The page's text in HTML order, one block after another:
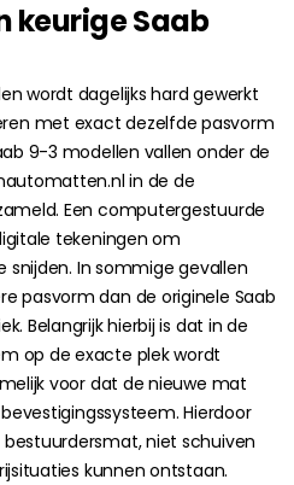
keurige Saab
wordt dagelijks hard gewerkt
met exact dezelfde pasvorm
9-3 modellen vallen onder de
in de de
Een computergestuurde
tekeningen om
snijden. In sommige gevallen
pasvorm dan de originele Saab
Belangrijk hierbij is dat in de
op de exacte plek wordt
voor dat de nieuwe mat
Hierdoor
niet schuiven
kunnen ontstaan.